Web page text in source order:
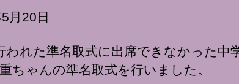
の
月20日
われた準名取式に出席できなかった中
ちゃんの準名取式を行いました。